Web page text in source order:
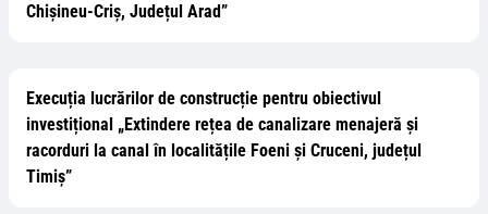
Chișineu-Criș, Județul Arad”
Execuția lucrărilor de construcție pentru obiectivul
investițional „Extindere rețea de canalizare menajeră și
racorduri la canal în localitățile Foeni și Cruceni, județul
Timiș”